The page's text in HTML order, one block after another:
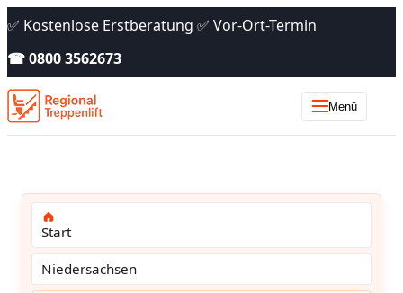
✅ Kostenlose Erstberatung ✅ Vor-Ort-Termin
☎ 0800 3562673
Menü
Start
Niedersachsen